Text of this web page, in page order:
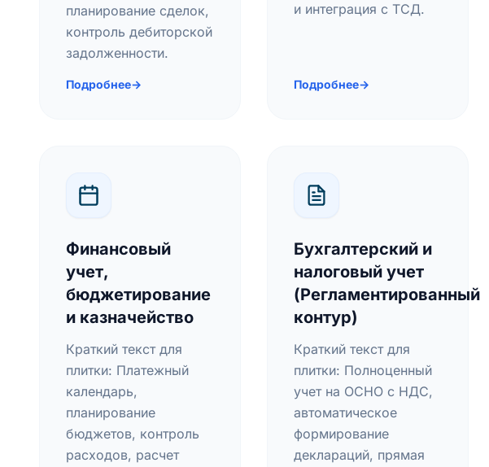
планирование сделок,
контроль дебиторской
задолженности.
Подробнее→
и интеграция с ТСД.
Подробнее→
Финансовый
учет,
бюджетирование
и казначейство
Краткий текст для
плитки: Платежный
календарь,
планирование
бюджетов, контроль
расходов, расчет
Бухгалтерский и
налоговый учет
(Регламентированный
контур)
Краткий текст для
плитки: Полноценный
учет на ОСНО с НДС,
автоматическое
формирование
деклараций, прямая